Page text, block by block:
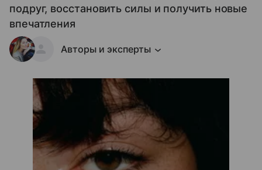
подруг, восстановить силы и получить новые
впечатления
Авторы и эксперты